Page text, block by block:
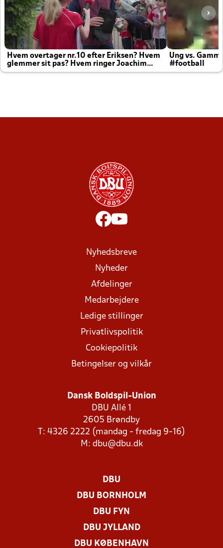
Hvem overtager nr.10 efter Eriksen? Hvem
glemmer sit pas? Hvem ringer Joachim
altid til efter kampe?
Ung vs.
#football
Nyhedsbreve
Nyheder
Afdelinger
Medarbejdere
Ledige stillinger
Privatlivspolitik
Cookiepolitik
Betingelser og vilkår
Dansk Boldspil-Union
DBU Allé 1
2605 Brøndby
T: 4326 2222 (mandag - fredag 9-16)
M: dbu@dbu.dk
DBU
DBU BORNHOLM
DBU FYN
DBU JYLLAND
DBU KØBENHAVN